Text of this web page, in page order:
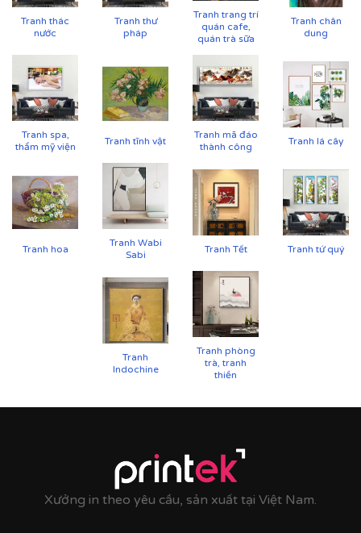
Tranh thác
nước
Tranh thư
pháp
Tranh trang trí
quán cafe,
quán trà sữa
Tranh chân
dung
Tranh spa,
thẩm mỹ viện
Tranh tĩnh vật
Tranh mã đáo
thành công
Tranh lá cây
Tranh hoa
Tranh Wabi
Sabi
Tranh Tết Tranh tứ quý
Tranh
Indochine
Tranh phòng
trà, tranh
thiền
Xưởng in theo yêu cầu, sản xuất tại Việt Nam.